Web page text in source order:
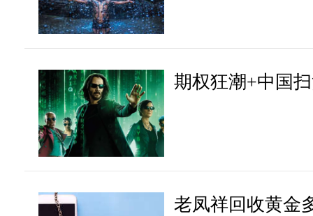
期权狂潮+中国
老凤祥回收黄金